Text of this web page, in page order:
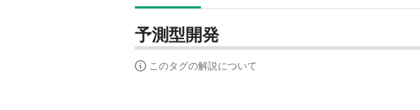
予測型開発
このタグの解説について